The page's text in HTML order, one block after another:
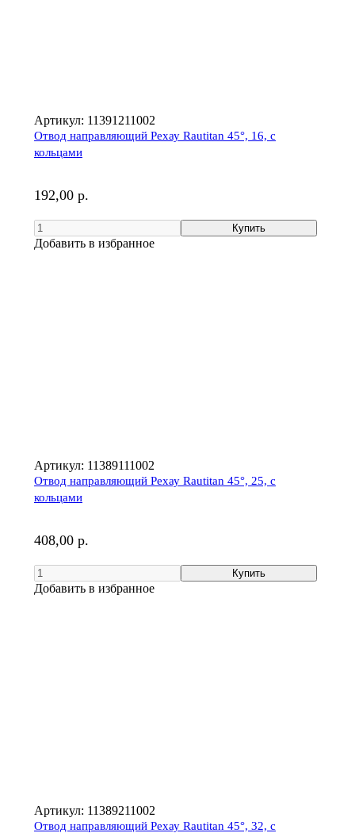
Артикул: 11391211002
Отвод направляющий Рехау Rautitan 45°, 16, с
кольцами
192,00 р.
Добавить в избранное
Артикул: 11389111002
Отвод направляющий Рехау Rautitan 45°, 25, с
кольцами
408,00 р.
Добавить в избранное
Артикул: 11389211002
Отвод направляющий Рехау Rautitan 45°, 32, с